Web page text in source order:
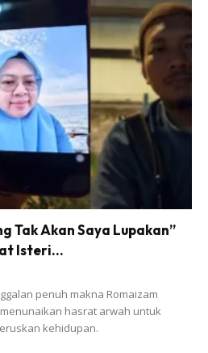
Ads
jadi doh.
dalam minyak yang banyak.
atas puri untuk bagi dia boyot.
Tak Akan Saya Lupakan”
Isteri...
penuh makna Romaizam
hasrat arwah untuk
kehidupan.